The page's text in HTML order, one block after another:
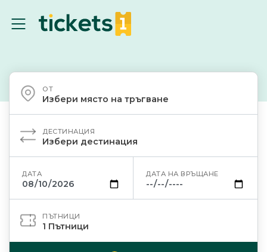
ОТ
Избери място на тръгване
ДЕСТИНАЦИЯ
Избери дестинация
ДАТА ДАТА НА ВРЪЩАНЕ
ПЪТНИЦИ
1 Пътници